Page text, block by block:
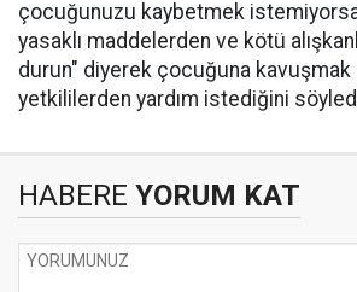
çocuğunuzu kaybetmek
yasaklı maddelerden ve kötü
durun" diyerek çocuğuna kavuşmak
yetkililerden yardım istediğini
HABERE YORUM KAT